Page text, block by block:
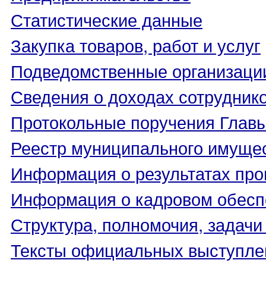
Статистические данные
Закупка товаров, работ и услуг
Подведомственные
Сведения о доходах
Протокольные поручения
Реестр муниципального
Информация о результатах
Информация о кадровом
Структура, полномочия,
Тексты официальных